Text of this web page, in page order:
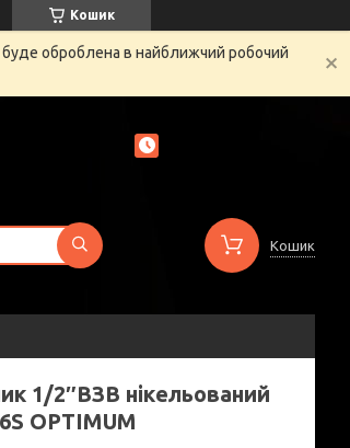
Кошик
буде оброблена в найближчий робочий
Кошик
1/2″ВЗВ нікельований
OPTIMUM